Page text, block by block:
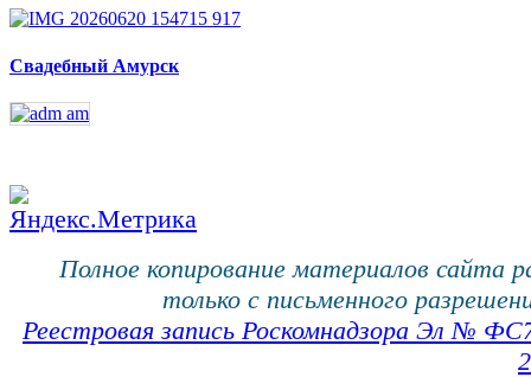
Свадебный Амурск
Полное копирование материалов сайта
только с письменного
Реестровая запись Роскомнадзора Эл №